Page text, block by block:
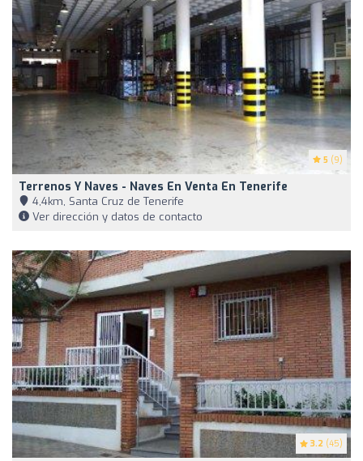
5 (9)
Terrenos Y Naves - Naves En Venta En Tenerife
4,4km, Santa Cruz de Tenerife
Ver dirección y datos de contacto
3.2 (45)